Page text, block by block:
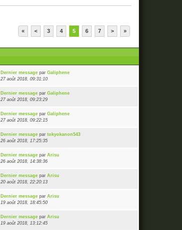
« < 3 4 5 6 7 > »
Dernier messagepar Galiphene
27 août 2018, 09:31:10
Dernier messagepar Galiphene
27 août 2018, 09:23:29
Dernier messagepar Galiphene
27 août 2018, 09:22:15
Dernier messagepar tokyokanon543
26 août 2018, 17:25:35
Dernier messagepar Arisu
26 août 2018, 14:38:36
Dernier messagepar Arisu
20 août 2018, 22:20:13
Dernier messagepar Arisu
19 août 2018, 18:45:50
Dernier messagepar Arisu
19 août 2018, 13:12:45